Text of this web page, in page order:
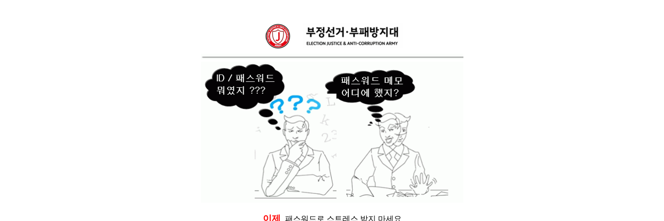
이제 패스워드로 스트레스 받지 마세요